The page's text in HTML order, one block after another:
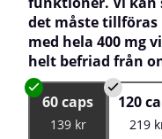
det måste
med hela 400 mg
helt befriad från
60 caps
139 kr
120
219